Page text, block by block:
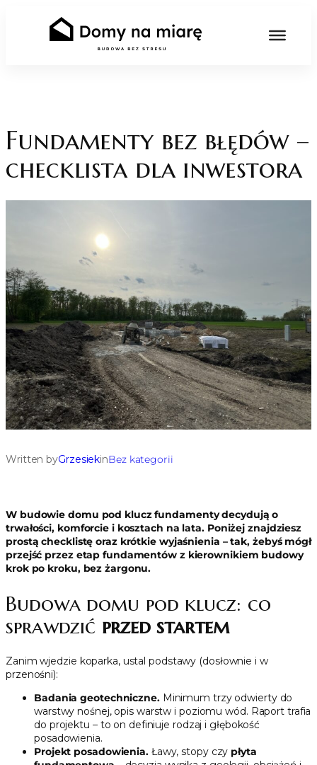
Fundamenty bez błędów –
checklista dla inwestora
Written byGrzesiekinBez kategorii
W budowie domu pod klucz fundamenty decydują o
trwałości, komforcie i kosztach na lata. Poniżej znajdziesz
prostą checklistę oraz krótkie wyjaśnienia – tak, żebyś mógł
przejść przez etap fundamentów z kierownikiem budowy
krok po kroku, bez żargonu.
Budowa domu pod klucz: co
sprawdzić przed startem
Zanim wjedzie koparka, ustal podstawy (dosłownie i w
przenośni):
Badania geotechniczne.Minimum trzy odwierty do
warstwy nośnej, opis warstw i poziomu wód. Raport trafia
do projektu – to on definiuje rodzaj i głębokość
posadowienia.
Projekt posadowienia.Ławy, stopy czy płyta